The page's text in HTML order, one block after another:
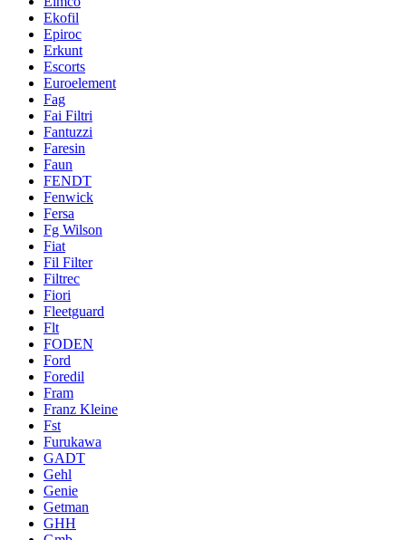
Ekofil
Epiroc
Erkunt
Escorts
Euroelement
Fag
Fai Filtri
Fantuzzi
Faresin
Faun
FENDT
Fenwick
Fersa
Fg Wilson
Fiat
Fil Filter
Filtrec
Fiori
Fleetguard
Flt
FODEN
Ford
Foredil
Fram
Franz Kleine
Fst
Furukawa
GADT
Gehl
Genie
Getman
GHH